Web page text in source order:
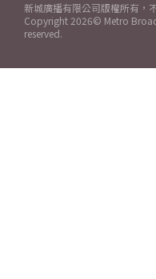
新城廣播有限公司版權所有，
Copyright 2026© Metro
reserved.